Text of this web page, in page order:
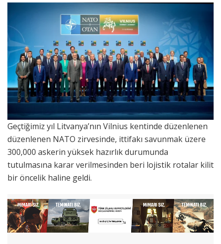
Geçtiğimiz yıl Litvanya’nın Vilnius kentinde düzenlenen
düzenlenen NATO zirvesinde, ittifakı savunmak üzere
300,000 askerin yüksek hazırlık durumunda
tutulmasına karar verilmesinden beri lojistik rotalar kilit
bir öncelik haline geldi.